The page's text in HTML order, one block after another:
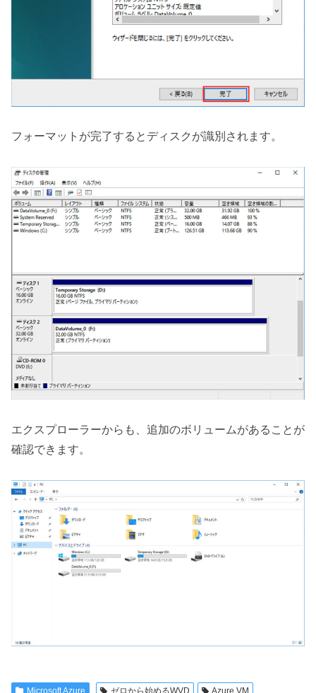
フォーマットが完了するとディスクが識別されます。
エクスプローラーからも、追加のボリュームがあることが
確認できます。
Microsoft Azure ゼロから始めるWVD Azure VM